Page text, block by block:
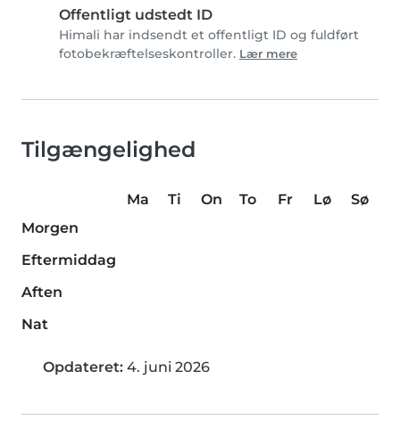
Offentligt udstedt ID
Himali har indsendt et offentligt ID og fuldført
fotobekræftelseskontroller. Lær mere
Tilgængelighed
Ma Ti On To Fr Lø
Sø
Morgen
Eftermiddag
Aften
Nat
Opdateret: 4. juni 2026